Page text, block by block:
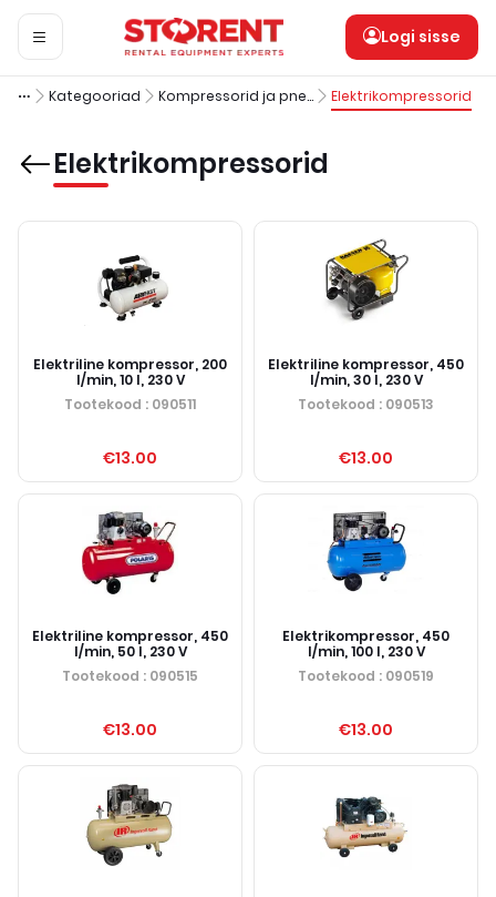
Logi sisse
Kategooriad Kompressorid ja pneumoinstrumendid Elektrikompressorid
Elektrikompressorid
Elektriline kompressor, 200
l/min, 10 l, 230 V
Tootekood : 090511
€13.00
Elektriline kompressor, 450
l/min, 30 l, 230 V
Tootekood : 090513
€13.00
Elektriline kompressor, 450
l/min, 50 l, 230 V
Tootekood : 090515
€13.00
Elektrikompressor, 450
l/min, 100 l, 230 V
Tootekood : 090519
€13.00